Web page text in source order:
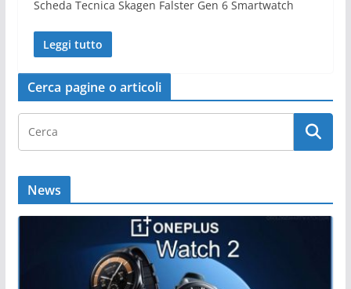
Scheda Tecnica Skagen Falster Gen 6 Smartwatch
Leggi tutto
Cerca pagine o articoli
News